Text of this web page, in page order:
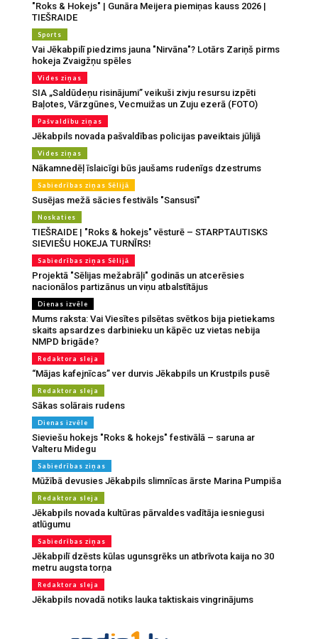
"Roks & Hokejs" | Gunāra Meijera piemiņas kauss 2026 |
TIEŠRAIDE
Sports
Vai Jēkabpilī piedzims jauna "Nirvāna"? Lotārs Zariņš pirms
hokeja Zvaigžņu spēles
Vides ziņas
SIA „Saldūdeņu risinājumi” veikuši zivju resursu izpēti
Baļotes, Vārzgūnes, Vecmuižas un Zuju ezerā (FOTO)
Pašvaldību ziņas
Jēkabpils novada pašvaldības policijas paveiktais jūlijā
Vides ziņas
Nākamnedēļ īslaicīgi būs jaušams rudenīgs dzestrums
Sabiedrības ziņas Sēlijā
Susējas mežā sācies festivāls "Sansusī"
Noskaties
TIEŠRAIDE | "Roks & hokejs" vēsturē – STARPTAUTISKS
SIEVIEŠU HOKEJA TURNĪRS!
Sabiedrības ziņas Sēlijā
Projektā "Sēlijas mežabrāļi" godinās un atcerēsies
nacionālos partizānus un viņu atbalstītājus
Dienas izvēle
Mums raksta: Vai Viesītes pilsētas svētkos bija pietiekams
skaits apsardzes darbinieku un kāpēc uz vietas nebija
NMPD brigāde?
Redaktora sleja
“Mājas kafejnīcas” ver durvis Jēkabpils un Krustpils pusē
Redaktora sleja
Sākas solārais rudens
Dienas izvēle
Sieviešu hokejs "Roks & hokejs" festivālā – saruna ar
Valteru Midegu
Sabiedrības ziņas
Mūžībā devusies Jēkabpils slimnīcas ārste Marina Pumpiša
Redaktora sleja
Jēkabpils novada kultūras pārvaldes vadītāja iesniegusi
atlūgumu
Sabiedrības ziņas
Jēkabpilī dzēsts kūlas ugunsgrēks un atbrīvota kaija no 30
metru augsta torņa
Redaktora sleja
Jēkabpils novadā notiks lauka taktiskais vingrinājums